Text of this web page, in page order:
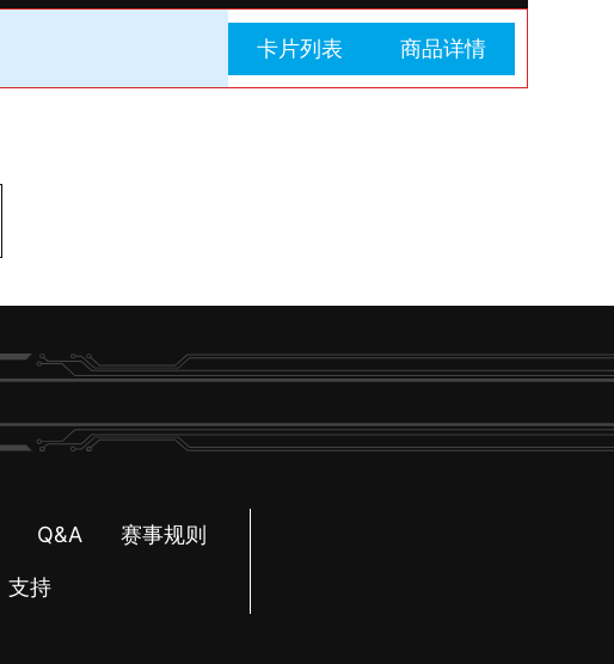
卡片列表 商品详情
Q&A 赛事规则
支持